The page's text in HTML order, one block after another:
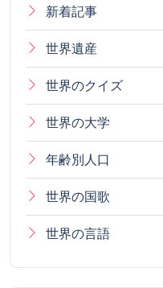
新着記事
世界遺産
世界のクイズ
世界の大学
年齢別人口
世界の国歌
世界の言語